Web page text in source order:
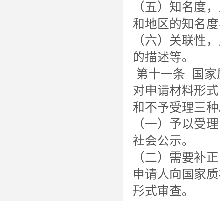
（五）知名度
和地区的知名
（六）关联性
的描述等。
第十一条 国家
对申请材料形
和不予受理三
（一）予以受
社会公示。
（二）需要补
申请人向国家
形式审查。